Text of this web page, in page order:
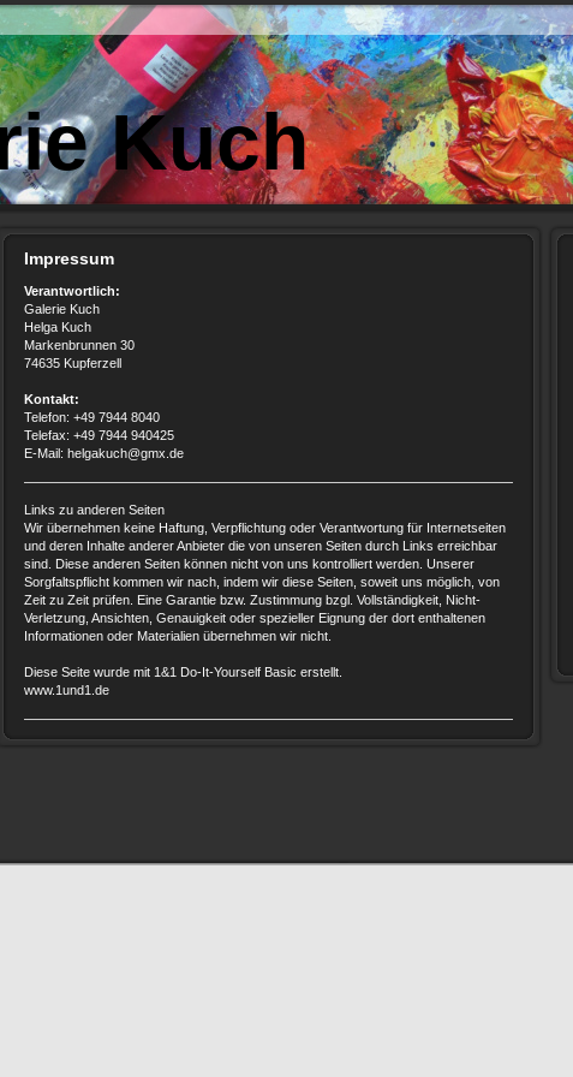
Kuch
Impressum
Verantwortlich:
Galerie Kuch
Helga Kuch
Markenbrunnen 30
74635 Kupferzell
Kontakt:
Telefon: +49 7944 8040
Telefax: +49 7944 940425
E-Mail: helgakuch@gmx.de
Links zu anderen Seiten
Wir übernehmen keine Haftung, Verpflichtung oder Verantwortung für Internetseiten
und deren Inhalte anderer Anbieter die von unseren Seiten durch Links erreichbar
sind. Diese anderen Seiten können nicht von uns kontrolliert werden. Unserer
Sorgfaltspflicht kommen wir nach, indem wir diese Seiten, soweit uns möglich, von
Zeit zu Zeit prüfen. Eine Garantie bzw. Zustimmung bzgl. Vollständigkeit, Nicht-
Verletzung, Ansichten, Genauigkeit oder spezieller Eignung der dort enthaltenen
Informationen oder Materialien übernehmen wir nicht.
Diese Seite wurde mit 1&1 Do-It-Yourself Basic erstellt.
www.1und1.de